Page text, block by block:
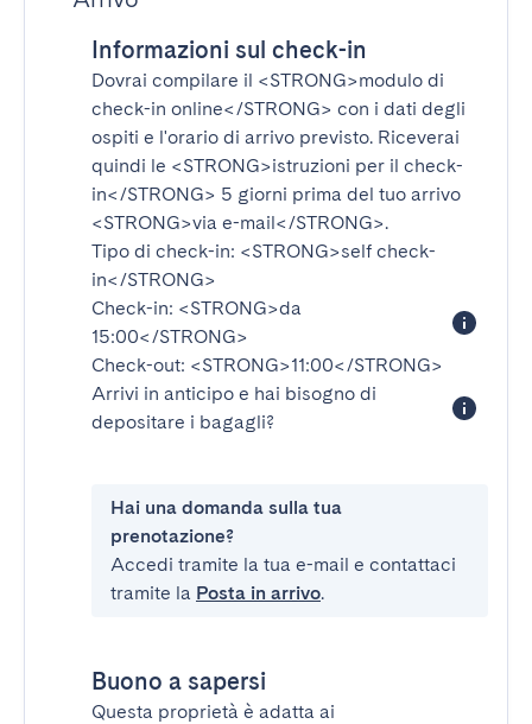
Informazioni sul check-in
Dovrai compilare il <STRONG>modulo di
check-in online</STRONG> con i dati degli
ospiti e l'orario di arrivo previsto. Riceverai
quindi le <STRONG>istruzioni per il check-
in</STRONG> 5 giorni prima del tuo arrivo
<STRONG>via e-mail</STRONG>.
Tipo di check-in: <STRONG>self check-
in</STRONG>
Check-in: <STRONG>da
15:00</STRONG>
Check-out: <STRONG>11:00</STRONG>
Arrivi in anticipo e hai bisogno di
depositare i bagagli?
Hai una domanda sulla tua
prenotazione?
Accedi tramite la tua e-mail e contattaci
tramite la Posta in arrivo.
Buono a sapersi
Questa proprietà è adatta ai